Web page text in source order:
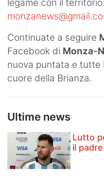
legame con il
Continuate a seguire
Facebook di Monza-
nuova puntata e tutte
cuore della Brianza.
Ultime news
Lutto
il